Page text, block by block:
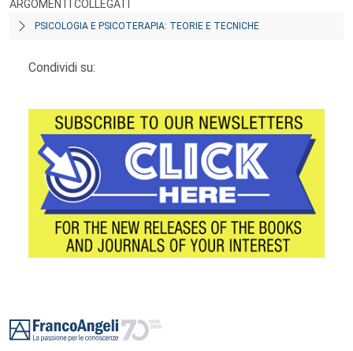
ARGOMENTI COLLEGATI
PSICOLOGIA E PSICOTERAPIA: TEORIE E TECNICHE
Condividi su: